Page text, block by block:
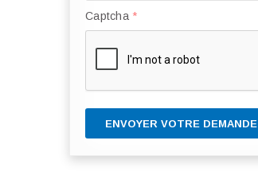
Captcha *
ENVOYER VOTRE DEMANDE